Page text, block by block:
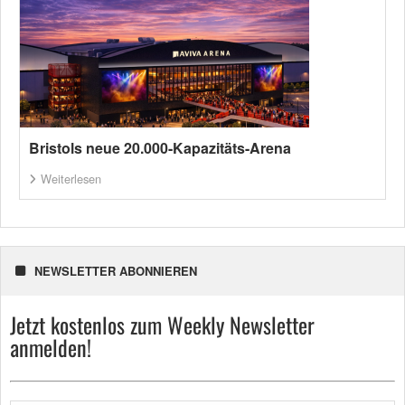
Bristols neue 20.000-Kapazitäts-Arena
Weiterlesen
NEWSLETTER ABONNIEREN
Jetzt kostenlos zum Weekly Newsletter
anmelden!